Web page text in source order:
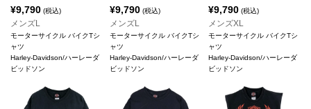
¥9,790 (税込)
メンズL
モーターサイクル バイクTシ
ャツ
Harley-Davidson/ハーレーダ
ビッドソン
¥9,790(税込)
メンズL
モーターサイクル バイクTシ
ャツ
Harley-Davidson/ハーレーダ
ビッドソン
¥9,790 (税込)
メンズXL
モーターサイクル バイクTシ
ャツ
Harley-Davidson/ハーレーダ
ビッドソン